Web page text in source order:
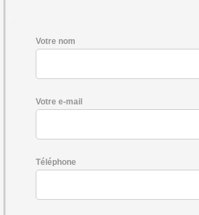
Votre nom
Votre e-mail
Téléphone